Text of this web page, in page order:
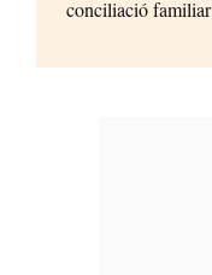
conciliació familiar